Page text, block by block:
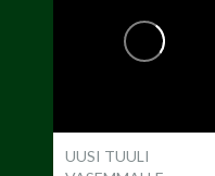
UUSI TUULI